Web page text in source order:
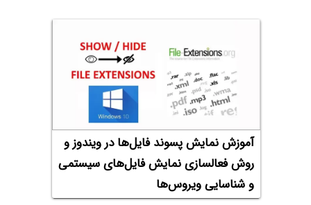
آموزش نمایش پسوند فایل‌ها در ویندوز و
روش فعالسازی نمایش فایل‌های سیستمی
و شناسایی ویروس‌ها